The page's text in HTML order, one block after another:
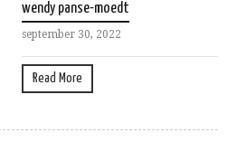
wendy panse-moedt
september 30, 2022
Read More